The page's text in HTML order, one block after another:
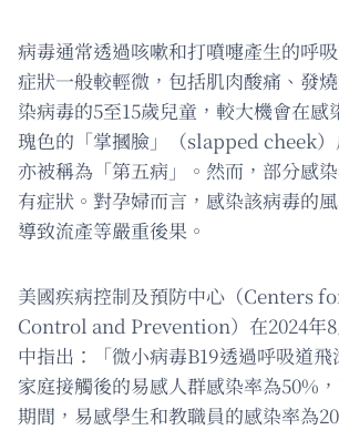
病毒通常透過咳嗽和打噴嚏產生的呼
症狀一般較輕微，包括肌肉酸痛、發
染病毒的5至15歲兒童，較大機會在感
瑰色的「掌摑臉」（slapped cheek
亦被稱為「第五病」。然而，部分感
有症狀。對孕婦而言，感染該病毒的
導致流產等嚴重後果。
美國疾病控制及預防中心（Centers
Control and Prevention）在2024年8
中指出：「微小病毒B19透過呼吸道飛
家庭接觸後的易感人群感染率為50%
期間，易感學生和教職員的感染率為